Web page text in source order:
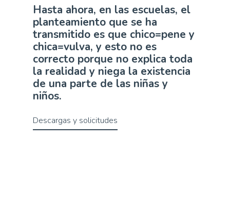
Hasta ahora, en las escuelas, el
planteamiento que se ha
transmitido es que chico=pene y
chica=vulva, y esto no es
correcto porque no explica toda
la realidad y niega la existencia
de una parte de las niñas y
niños.
Descargas y solicitudes